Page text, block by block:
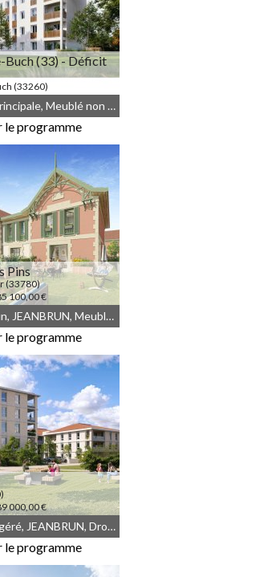
Buch (33) - Déficit
(33260)
335,00 €
DE 211 335,00 €
Résidence Principale, Meublé non géré, Droit commun, Déficit Foncier
le programme
Pins
(33780)
100,00 €
DE 185 100,00 €
Droit commun, JEANBRUN, Meublé non géré
le programme
000,00 €
Meublé non géré, JEANBRUN, Droit commun
le programme